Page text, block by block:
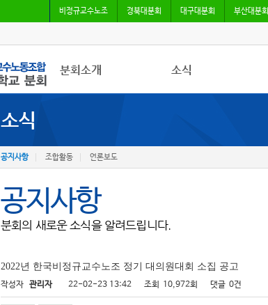
비정규교수노조 경북대분회 대구대분회 부산대분회
분회소개
조합원가입
소식
소식
공지사항 조합활동 언론보도
공지사항
분회의 새로운 소식을 알려드립니다.
2022년 한국비정규교수노조 정기 대의원대회 소집 공고
작성자 관리자 22-02-23 13:42 조회 10,972회 댓글 0건